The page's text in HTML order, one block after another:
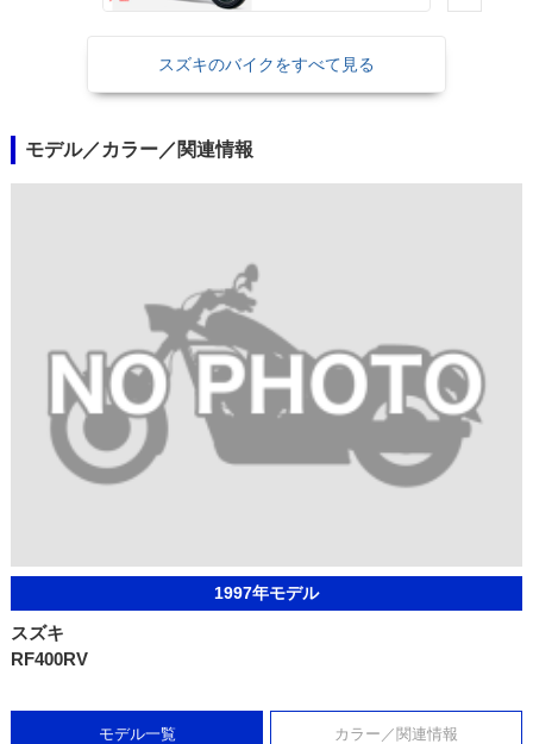
スズキのバイクをすべて見る
モデル／カラー／関連情報
1997年モデル
スズキ
RF400RV
モデル一覧 カラー／関連情報